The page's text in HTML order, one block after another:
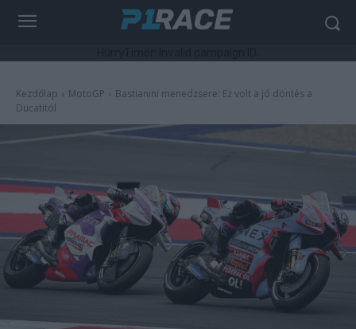
Kezdőlap MotoGP
Bastianini menedzsere: Ez volt a jó döntés a
Ducatitól